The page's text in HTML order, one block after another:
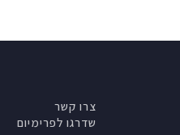
צרו קשר
שדרגו לפרימיום